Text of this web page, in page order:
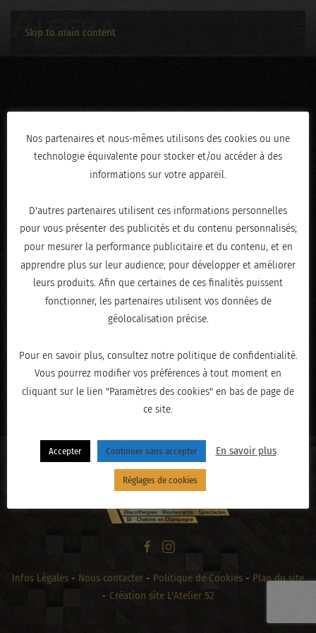
Skip to main content
AN0A2212
ÉCRIT LEJANVIER 20, 2026 .
« PRÉCÉDENT
Infos Légales - Nous contacter - Politique de Cookies - Plan du site
- Création site L'Atelier 52
Nos partenaires et nous-mêmes utilisons des cookies ou une
technologie équivalente pour stocker et/ou accéder à des
informations sur votre appareil.
D'autres partenaires utilisent ces informations personnelles
pour vous présenter des publicités et du contenu personnalisés;
pour mesurer la performance publicitaire et du contenu, et en
apprendre plus sur leur audience; pour développer et améliorer
leurs produits. Afin que certaines de ces finalités puissent
fonctionner, les partenaires utilisent vos données de
géolocalisation précise.
Pour en savoir plus, consultez notre politique de confidentialité.
Vous pourrez modifier vos préférences à tout moment en
cliquant sur le lien "Paramètres des cookies" en bas de page de
ce site.
Accepter Continuer sans accepter En savoir plus
Réglages de cookies